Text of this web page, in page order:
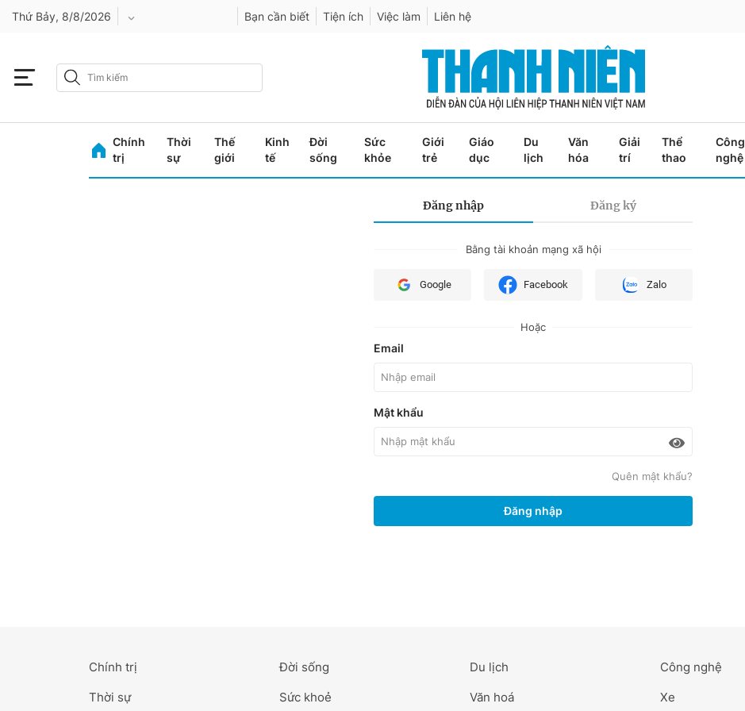
Thứ Bảy, 8/8/2026
Bình Phước
Đắk Lắk
Bạn cần biết Tiện ích Việc làm Liên hệ
Chính
trị
Thời
sự
Thế
giới
Kinh
tế
Đời
sống
Sức
khỏe
Giới
trẻ
Giáo
dục
Du
lịch
Văn
hóa
Giải
trí
Thể
thao
Công
nghệ
Đăng nhập Đăng ký
Bằng tài khoản mạng xã hội
Google Facebook Zalo
Hoặc
Email
Mật khẩu
Quên mật khẩu?
Đăng nhập
Chính trị
Thời sự
Đời sống
Sức khoẻ
Du lịch
Văn hoá
Công nghệ
Xe